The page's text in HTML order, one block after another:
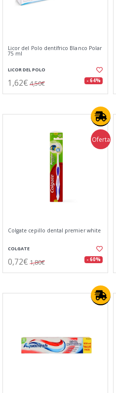
Licor del Polo dentí­frico Blanco Polar
75 ml
LICOR DEL POLO
1,62€ 4,50€ - 64%
Oferta
Colgate cepillo dental premier white
COLGATE
0,72€ 1,80€ - 60%